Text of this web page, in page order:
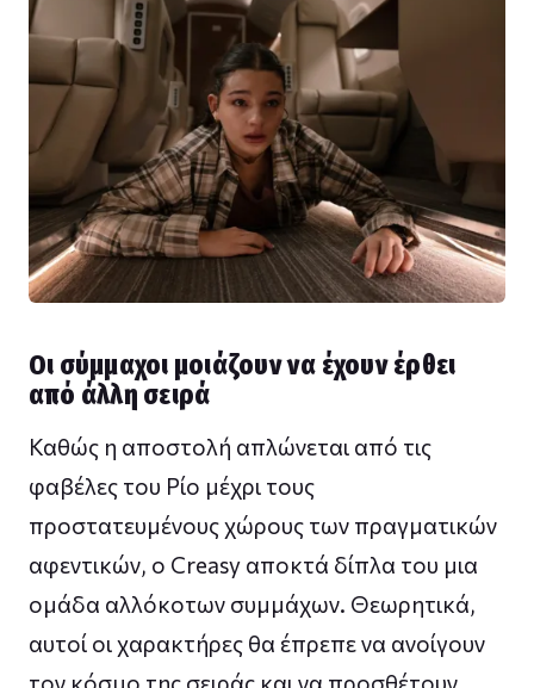
Οι σύμμαχοι μοιάζουν να έχουν έρθει
από άλλη σειρά
Καθώς η αποστολή απλώνεται από τις
φαβέλες του Ρίο μέχρι τους
προστατευμένους χώρους των πραγματικών
αφεντικών, ο Creasy αποκτά δίπλα του μια
ομάδα αλλόκοτων συμμάχων. Θεωρητικά,
αυτοί οι χαρακτήρες θα έπρεπε να ανοίγουν